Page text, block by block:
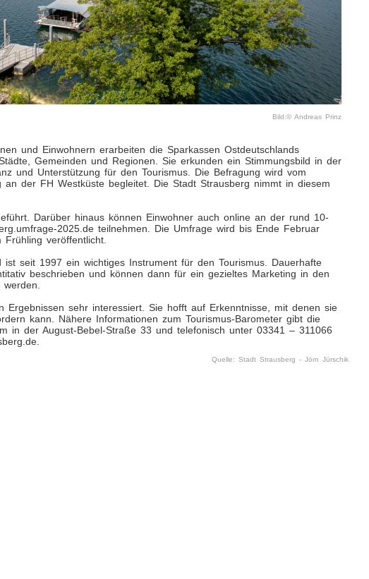
Bild:© Andreas Prinz
und Einwohnern erarbeiten die Sparkassen Ostdeutschlands
Gemeinden und Regionen. Sie erkunden ein Stimmungsbild in der
und Unterstützung für den Tourismus. Die Befragung wird vom
an der FH Westküste begleitet. Die Stadt Strausberg nimmt in diesem
Darüber hinaus können Einwohner auch online an der rund 10-
2025.de teilnehmen. Die Umfrage wird bis Ende Februar
veröffentlicht.
ist seit 1997 ein wichtiges Instrument für den Tourismus. Dauerhafte
beschrieben und können dann für ein gezieltes Marketing in den
Ergebnissen sehr interessiert. Sie hofft auf Erkenntnisse, mit denen sie
kann. Nähere Informationen zum Tourismus-Barometer gibt die
in der August-Bebel-Straße 33 und telefonisch unter 03341 – 311066
Quelle: Stadt Strausberg - Jörn Jürschik